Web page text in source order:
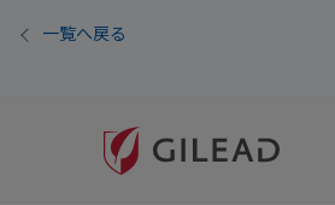
一覧へ戻る